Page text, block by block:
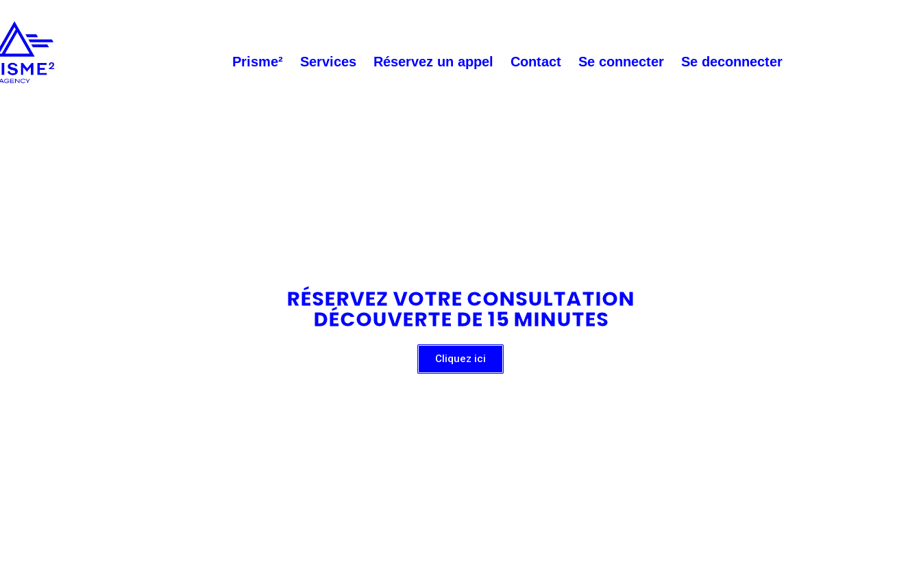
Prisme² Services Réservez un appel Contact Se connecter Se deconnecter
RÉSERVEZ VOTRE CONSULTATION
DÉCOUVERTE DE 15 MINUTES
Cliquez ici